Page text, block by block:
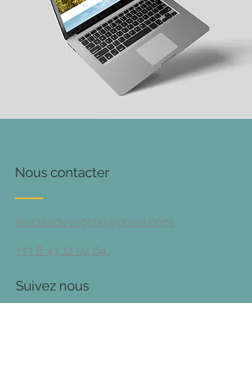
Nous contacter
Suivez nous
​lesclesdevirginie@gmail.com
+33 6 43 12 04 64